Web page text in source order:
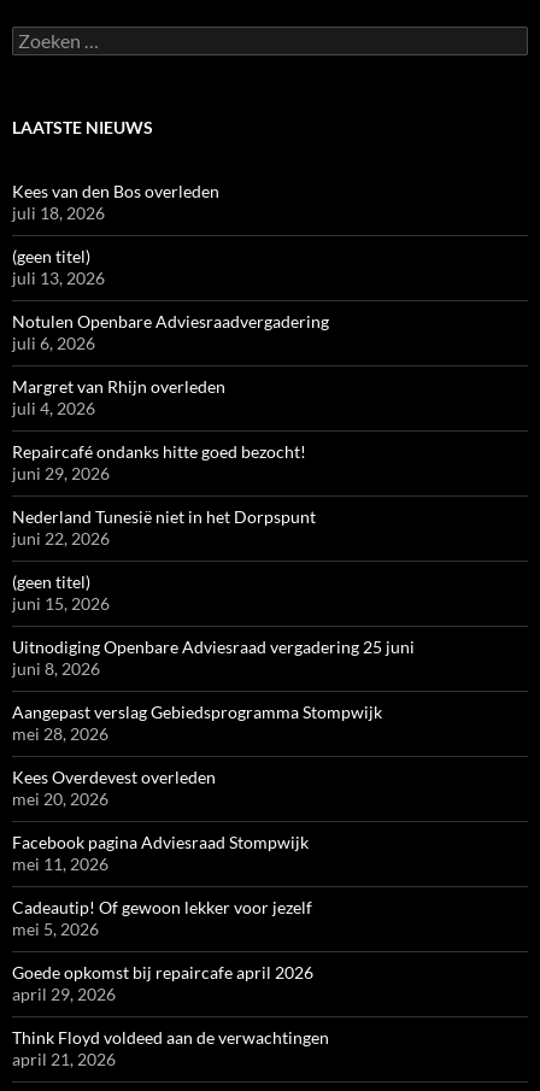
Zoeken
naar:
LAATSTE NIEUWS
Kees van den Bos overleden
juli 18, 2026
(geen titel)
juli 13, 2026
Notulen Openbare Adviesraadvergadering
juli 6, 2026
Margret van Rhijn overleden
juli 4, 2026
Repaircafé ondanks hitte goed bezocht!
juni 29, 2026
Nederland Tunesië niet in het Dorpspunt
juni 22, 2026
(geen titel)
juni 15, 2026
Uitnodiging Openbare Adviesraad vergadering 25 juni
juni 8, 2026
Aangepast verslag Gebiedsprogramma Stompwijk
mei 28, 2026
Kees Overdevest overleden
mei 20, 2026
Facebook pagina Adviesraad Stompwijk
mei 11, 2026
Cadeautip! Of gewoon lekker voor jezelf
mei 5, 2026
Goede opkomst bij repaircafe april 2026
april 29, 2026
Think Floyd voldeed aan de verwachtingen
april 21, 2026